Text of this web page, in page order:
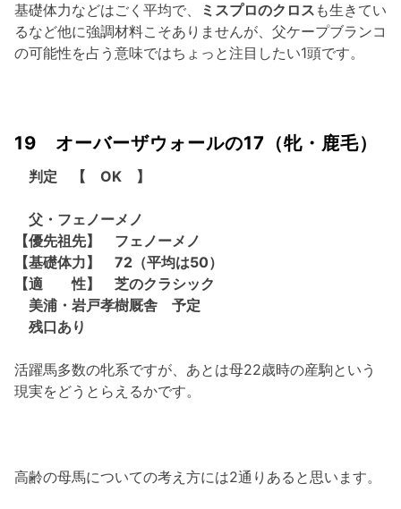
基礎体力などはごく平均で、 ミスプロのクロス も生きてい
るなど他に強調材料こそありませんが、父ケープブランコ
の可能性を占う意味ではちょっと注目したい1頭です。
19 オーバーザウォールの17（牝・鹿毛）
判定 【 OK 】
父・フェノーメノ
【優先祖先】 フェノーメノ
【基礎体力】 72（平均は50）
【適 性】 芝のクラシック
美浦・岩戸孝樹厩舎 予定
残口あり
活躍馬多数の牝系ですが、あとは母22歳時の産駒という
現実をどうとらえるかです。
高齢の母馬についての考え方には2通りあると思います。